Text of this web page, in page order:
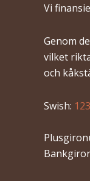
Vi
Genom
vilket
och
Swish: